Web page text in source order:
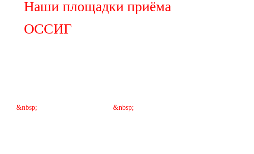
Наши площадки приёма
ОССИГ
&nbsp; &nbsp;